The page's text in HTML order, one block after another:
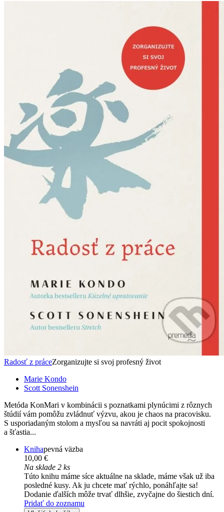
Radosť z práceZorganizujte si svoj profesný život
Marie Kondo
Scott Sonenshein
Metóda KonMari v kombinácii s poznatkami plynúcimi z rôznych
štúdií vám pomôžu zvládnuť výzvu, akou je chaos na pracovisku.
S usporiadaným stolom a mysľou sa navráti aj pocit spokojnosti
a šťastia...
Knihapevná väzba
10,00 €
Na sklade 2 ks
Túto knihu máme síce aktuálne na sklade, máme však už iba
posledné kusy. Ak ju chcete mať rýchlo, ponáhľajte sa!
Dodanie ďalších môže trvať dlhšie, zvyčajne do šiestich dní.
Pridať do zoznamu